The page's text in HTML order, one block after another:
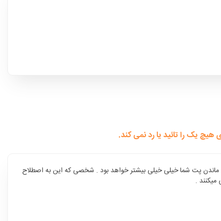
یک را تائید یا رد نمی کند.
ماندن پت شما خیلی خیلی بیشتر خواهد بود . شخصی که این به اصطلاح
.